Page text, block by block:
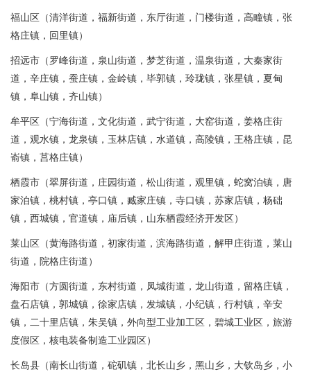
福山区（清洋街道，福新街道，东厅街道，门楼街道，高疃镇，张
格庄镇，回里镇）
招远市（罗峰街道，泉山街道，梦芝街道，温泉街道，大秦家街
道，辛庄镇，蚕庄镇，金岭镇，毕郭镇，玲珑镇，张星镇，夏甸
镇，阜山镇，齐山镇）
牟平区（宁海街道，文化街道，武宁街道，大窑街道，姜格庄街
道，观水镇，龙泉镇，玉林店镇，水道镇，高陵镇，王格庄镇，昆
嵛镇，莒格庄镇）
栖霞市（翠屏街道，庄园街道，松山街道，观里镇，蛇窝泊镇，唐
家泊镇，桃村镇，亭口镇，臧家庄镇，寺口镇，苏家店镇，杨础
镇，西城镇，官道镇，庙后镇，山东栖霞经济开发区）
莱山区（黄海路街道，初家街道，滨海路街道，解甲庄街道，莱山
街道，院格庄街道）
海阳市（方圆街道，东村街道，凤城街道，龙山街道，留格庄镇，
盘石店镇，郭城镇，徐家店镇，发城镇，小纪镇，行村镇，辛安
镇，二十里店镇，朱吴镇，外向型工业加工区，碧城工业区，旅游
度假区，核电装备制造工业园区）
长岛县（南长山街道，砣矶镇，北长山乡，黑山乡，大钦岛乡，小